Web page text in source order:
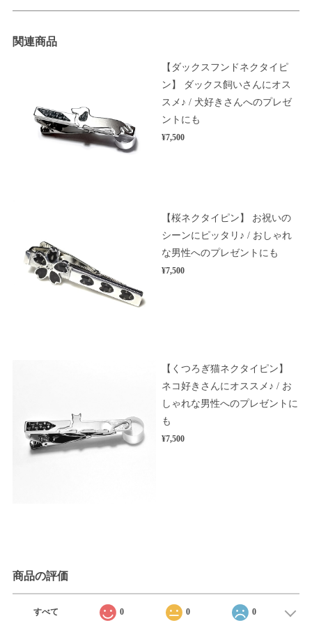
関連商品
【ダックスフンドネクタイピ
ン】 ダックス飼いさんにオス
スメ♪ / 犬好きさんへのプレゼ
ントにも
¥7,500
【桜ネクタイピン】 お祝いの
シーンにピッタリ♪ / おしゃれ
な男性へのプレゼントにも
¥7,500
【くつろぎ猫ネクタイピン】
ネコ好きさんにオススメ♪ / お
しゃれな男性へのプレゼントに
も
¥7,500
商品の評価
すべて 0 0 0